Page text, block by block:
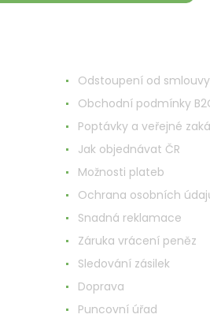
Odstoupení od smlouvy
Obchodní podmínky
Poptávky a veřejné
Jak objednávat ČR
Možnosti plateb
Ochrana osobních
Snadná reklamace
Záruka vrácení peněz
Sledování zásilek
Doprava
Puncovní úřad